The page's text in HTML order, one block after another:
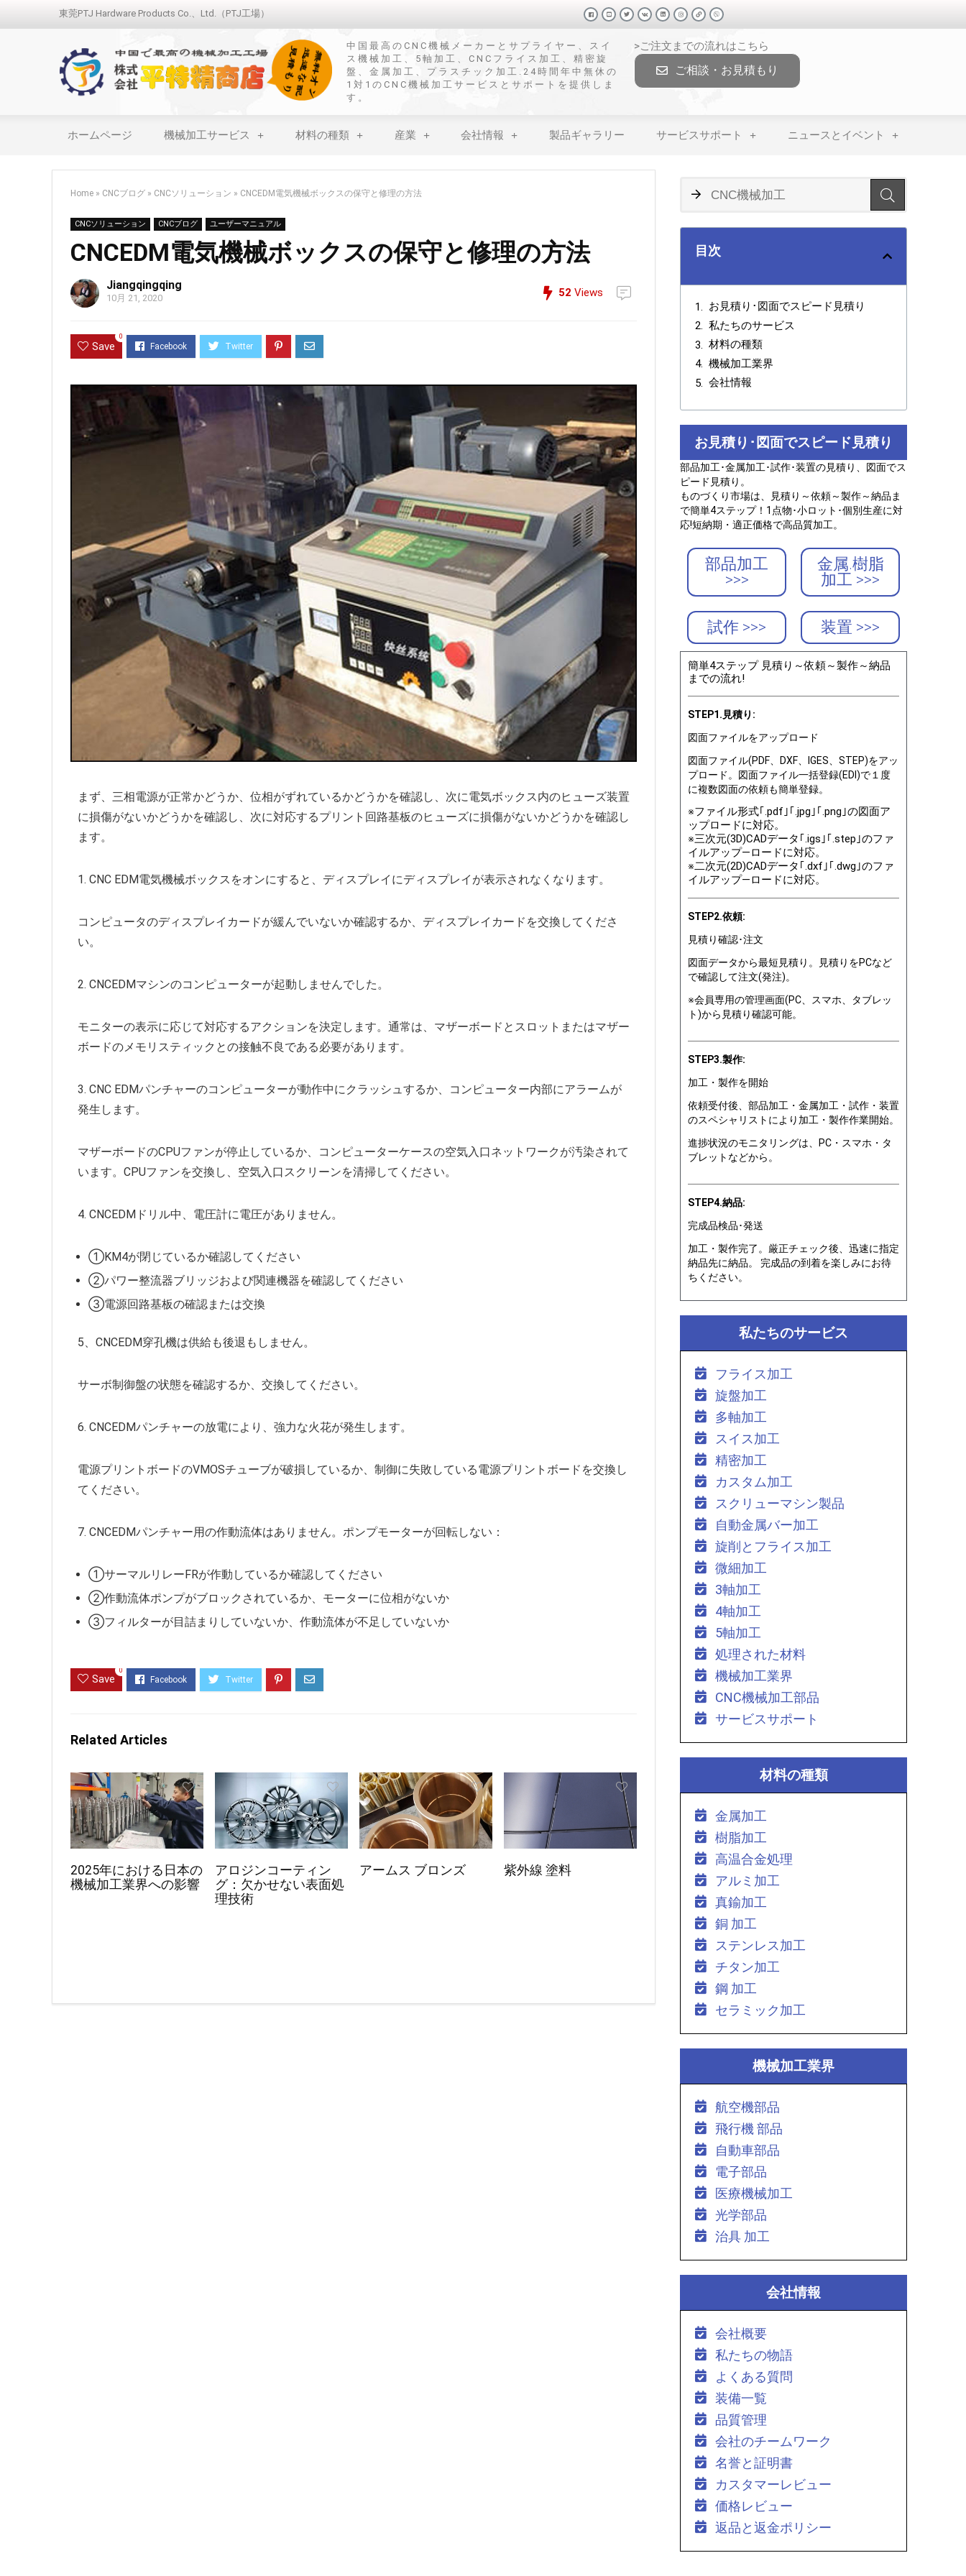
東莞PTJ Hardware Products Co.、Ltd.（PTJ工場）
中国最高のCNC機械メーカーとサプライヤー、スイ
ス機械加工、5軸加工、CNCフライス加工、精密旋
盤、金属加工、プラスチック加工.24時間年中無休の
1対1のCNC機械加工サービスとサポートを提供しま
す。
>ご注文までの流れはこちら
ご相談・お見積もり
ホームページ 機械加工サービス 材料の種類 産業 会社情報 製品ギャラリー サービスサポート ニュースとイベント
Home » CNCブログ » CNCソリューション » CNCEDM電気機械ボックスの保守と修理の方法
CNCソリューション CNCブログ ユーザーマニュアル
CNCEDM電気機械ボックスの保守と修理の方法
Jiangqingqing
10月 21, 2020 52 Views
Save
0
まず、三相電源が正常かどうか、位相がずれているかどうかを確認し、次に電気ボックス内のヒューズ装置
に損傷がないかどうかを確認し、次に対応するプリント回路基板のヒューズに損傷がないかどうかを確認し
ます。
1. CNC EDM電気機械ボックスをオンにすると、ディスプレイにディスプレイが表示されなくなります。
コンピュータのディスプレイカードが緩んでいないか確認するか、ディスプレイカードを交換してくださ
い。
2. CNCEDMマシンのコンピューターが起動しませんでした。
モニターの表示に応じて対応するアクションを決定します。通常は、マザーボードとスロットまたはマザー
ボードのメモリスティックとの接触不良である必要があります。
3. CNC EDMパンチャーのコンピューターが動作中にクラッシュするか、コンピューター内部にアラームが
発生します。
マザーボードのCPUファンが停止しているか、コンピューターケースの空気入口ネットワークが汚染されて
います。CPUファンを交換し、空気入口スクリーンを清掃してください。
4. CNCEDMドリル中、電圧計に電圧がありません。
①KM4が閉じているか確認してください
②パワー整流器ブリッジおよび関連機器を確認してください
③電源回路基板の確認または交換
5、CNCEDM穿孔機は供給も後退もしません。
サーボ制御盤の状態を確認するか、交換してください。
6. CNCEDMパンチャーの放電により、強力な火花が発生します。
電源プリントボードのVMOSチューブが破損しているか、制御に失敗している電源プリントボードを交換し
てください。
7. CNCEDMパンチャー用の作動流体はありません。ポンプモーターが回転しない：
①サーマルリレーFRが作動しているか確認してください
②作動流体ポンプがブロックされているか、モーターに位相がないか
③フィルターが目詰まりしていないか、作動流体が不足していないか
Save
0
Related Articles
2025年における日本の
機械加工業界への影響
アロジンコーティン
グ：欠かせない表面処
理技術
アームス ブロンズ 紫外線 塗料
目次
お見積り･図面でスピード見積り
私たちのサービス
材料の種類
機械加工業界
会社情報
お見積り･図面でスピード見積り
部品加工･金属加工･試作･装置の見積り、図面でス
ピード見積り。
ものづくり市場は、見積り～依頼～製作～納品ま
で簡単4ステップ！1点物･小ロット･個別生産に対
応!短納期・適正価格で高品質加工。
部品加工
>>>
金属.樹脂
加工 >>>
試作 >>> 装置 >>>
簡単4ステップ 見積り～依頼～製作～納品
までの流れ!
STEP1.見積り:
図面ファイルをアップロード
図面ファイル(PDF、DXF、IGES、STEP)をアッ
プロード。図面ファイル一括登録(EDI)で１度
に複数図面の依頼も簡単登録。
※ファイル形式｢.pdf｣｢.jpg｣｢.png｣の図面ア
ップロードに対応。
※三次元(3D)CADデータ｢.igs｣｢.step｣のファ
イルアップ―ロードに対応。
※二次元(2D)CADデータ｢.dxf｣｢.dwg｣のファ
イルアップ―ロードに対応。
STEP2.依頼:
見積り確認･注文
図面データから最短見積り。見積りをPCなど
で確認して注文(発注)。
※会員専用の管理画面(PC、スマホ、タブレッ
ト)から見積り確認可能。
STEP3.製作:
加工・製作を開始
依頼受付後、部品加工・金属加工・試作・装置
のスペシャリストにより加工・製作作業開始。
進捗状況のモニタリングは、PC・スマホ・タ
ブレットなどから。
STEP4.納品:
完成品検品･発送
加工・製作完了。厳正チェック後、迅速に指定
納品先に納品。 完成品の到着を楽しみにお待
ちください。
私たちのサービス
フライス加工
旋盤加工
多軸加工
スイス加工
精密加工
カスタム加工
スクリューマシン製品
自動金属バー加工
旋削とフライス加工
微細加工
3軸加工
4軸加工
5軸加工
処理された材料
機械加工業界
CNC機械加工部品
サービスサポート
材料の種類
金属加工
樹脂加工
高温合金処理
アルミ加工
真鍮加工
銅 加工
ステンレス加工
チタン加工
鋼 加工
セラミック加工
機械加工業界
航空機部品
飛行機 部品
自動車部品
電子部品
医療機械加工
光学部品
治具 加工
会社情報
会社概要
私たちの物語
よくある質問
装備一覧
品質管理
会社のチームワーク
名誉と証明書
カスタマーレビュー
価格レビュー
返品と返金ポリシー